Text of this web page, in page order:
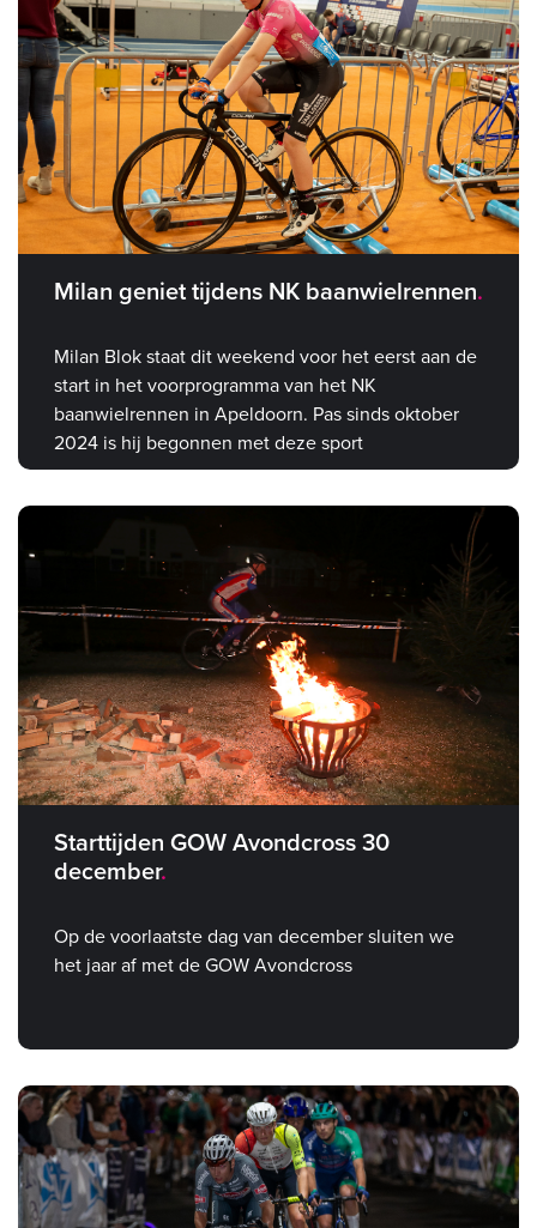
Milan geniet tijdens NK baanwielrennen
Milan Blok staat dit weekend voor het eerst aan de
start in het voorprogramma van het NK
baanwielrennen in Apeldoorn. Pas sinds oktober
2024 is hij begonnen met deze sport
Starttijden GOW Avondcross 30
december
Op de voorlaatste dag van december sluiten we
het jaar af met de GOW Avondcross